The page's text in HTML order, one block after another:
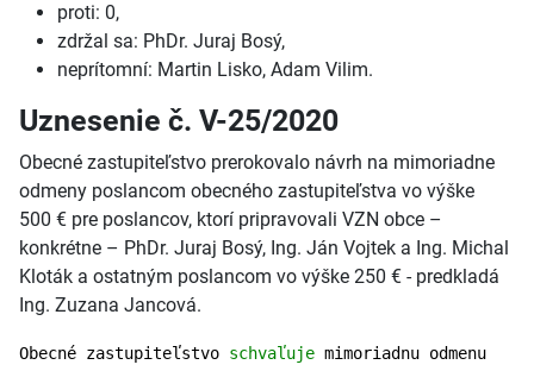
proti: 0,
zdržal sa: PhDr. Juraj Bosý,
neprítomní: Martin Lisko, Adam Vilim.
Uznesenie č. V-25/2020
Obecné zastupiteľstvo prerokovalo návrh na mimoriadne
odmeny poslancom obecného zastupiteľstva vo výške
500 € pre poslancov, ktorí pripravovali VZN obce –
konkrétne – PhDr. Juraj Bosý, Ing. Ján Vojtek a Ing. Michal
Kloták a ostatným poslancom vo výške 250 € - predkladá
Ing. Zuzana Jancová.
Obecné zastupiteľstvo schvaľuje mimoriadnu odmenu